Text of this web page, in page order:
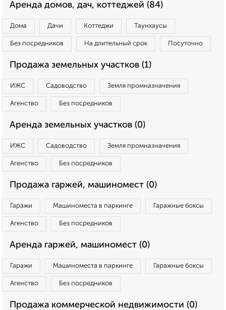
Аренда домов, дач, коттеджей (84)
Дома Дачи Коттеджи Таунхаусы
Без посредников На длительный срок Посуточно
Продажа земельных участков (1)
ИЖС Садоводство Земля промназначения
Агенство Без посредников
Аренда земельных участков (0)
ИЖС Садоводство Земля промназначения
Агенство Без посредников
Продажа гаржей, машиномест (0)
Гаражи Машиноместа в паркинге Гаражные боксы
Агенство Без посредников
Аренда гаржей, машиномест (0)
Гаражи Машиноместа в паркинге Гаражные боксы
Агенство Без посредников
Продажа коммерческой недвижимости (0)